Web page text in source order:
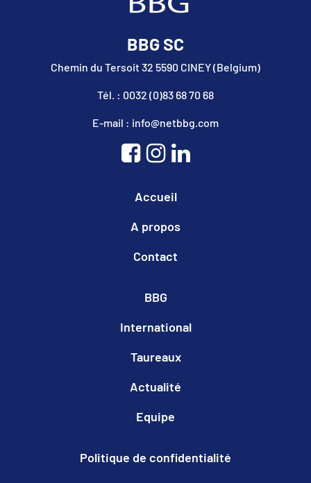
BBG SC
Chemin du Tersoit 32 5590 CINEY (Belgium)
Tél. : 0032 (0)83 68 70 68
E-mail : info@netbbg.com
Accueil
A propos
Contact
BBG
International
Taureaux
Actualité
Equipe
Politique de confidentialité